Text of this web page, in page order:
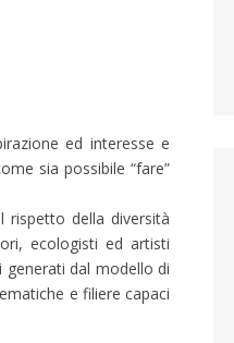
ed interesse e
sia possibile “fare”
rispetto della diversità
ecologisti ed artisti
dal modello di
e filiere capaci